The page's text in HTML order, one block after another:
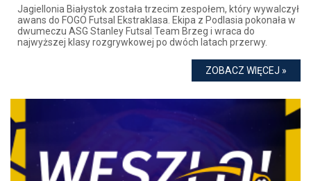
Jagiellonia Białystok została trzecim zespołem, który wywalczył
awans do FOGO Futsal Ekstraklasa. Ekipa z Podlasia pokonała w
dwumeczu ASG Stanley Futsal Team Brzeg i wraca do
najwyższej klasy rozgrywkowej po dwóch latach przerwy.
ZOBACZ WIĘCEJ »